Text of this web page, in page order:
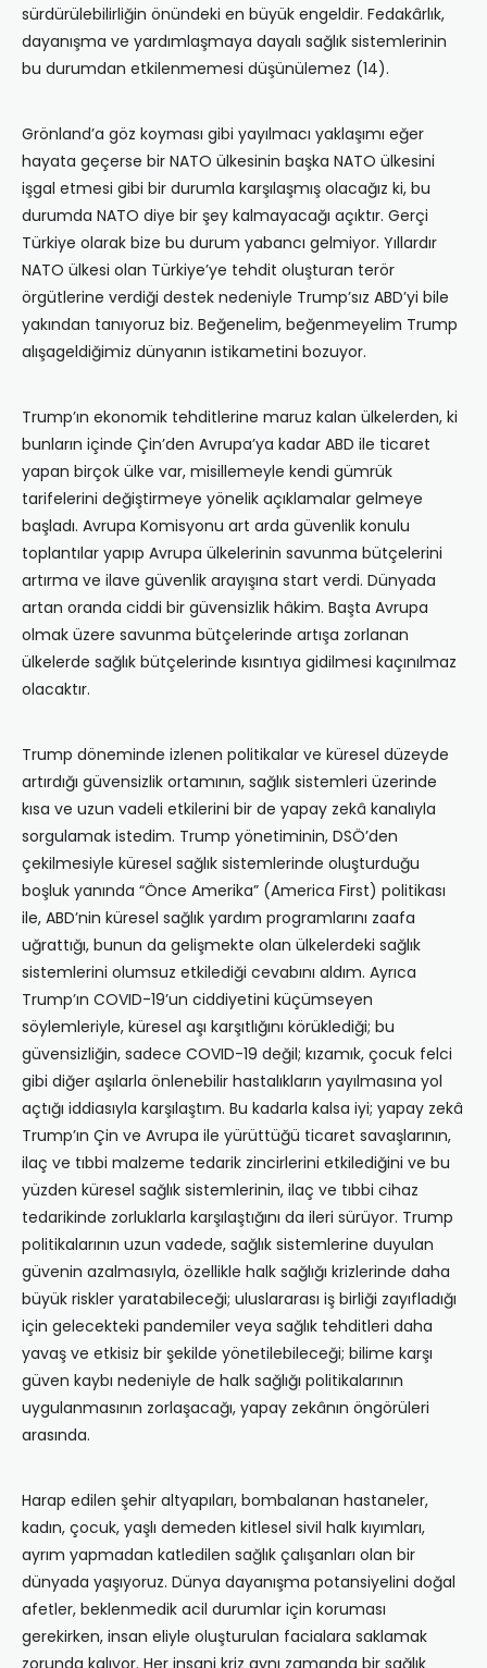
sürdürülebilirliğin önündeki en büyük engeldir. Fedakârlık,
dayanışma ve yardımlaşmaya dayalı sağlık sistemlerinin
bu durumdan etkilenmemesi düşünülemez (14).
Grönland’a göz koyması gibi yayılmacı yaklaşımı eğer
hayata geçerse bir NATO ülkesinin başka NATO ülkesini
işgal etmesi gibi bir durumla karşılaşmış olacağız ki, bu
durumda NATO diye bir şey kalmayacağı açıktır. Gerçi
Türkiye olarak bize bu durum yabancı gelmiyor. Yıllardır
NATO ülkesi olan Türkiye’ye tehdit oluşturan terör
örgütlerine verdiği destek nedeniyle Trump’sız ABD’yi bile
yakından tanıyoruz biz. Beğenelim, beğenmeyelim Trump
alışageldiğimiz dünyanın istikametini bozuyor.
Trump’ın ekonomik tehditlerine maruz kalan ülkelerden, ki
bunların içinde Çin’den Avrupa’ya kadar ABD ile ticaret
yapan birçok ülke var, misillemeyle kendi gümrük
tarifelerini değiştirmeye yönelik açıklamalar gelmeye
başladı. Avrupa Komisyonu art arda güvenlik konulu
toplantılar yapıp Avrupa ülkelerinin savunma bütçelerini
artırma ve ilave güvenlik arayışına start verdi. Dünyada
artan oranda ciddi bir güvensizlik hâkim. Başta Avrupa
olmak üzere savunma bütçelerinde artışa zorlanan
ülkelerde sağlık bütçelerinde kısıntıya gidilmesi kaçınılmaz
olacaktır.
Trump döneminde izlenen politikalar ve küresel düzeyde
artırdığı güvensizlik ortamının, sağlık sistemleri üzerinde
kısa ve uzun vadeli etkilerini bir de yapay zekâ kanalıyla
sorgulamak istedim. Trump yönetiminin, DSÖ’den
çekilmesiyle küresel sağlık sistemlerinde oluşturduğu
boşluk yanında “Önce Amerika” (America First) politikası
ile, ABD’nin küresel sağlık yardım programlarını zaafa
uğrattığı, bunun da gelişmekte olan ülkelerdeki sağlık
sistemlerini olumsuz etkilediği cevabını aldım. Ayrıca
Trump’ın COVID-19’un ciddiyetini küçümseyen
söylemleriyle, küresel aşı karşıtlığını körüklediği; bu
güvensizliğin, sadece COVID-19 değil; kızamık, çocuk felci
gibi diğer aşılarla önlenebilir hastalıkların yayılmasına yol
açtığı iddiasıyla karşılaştım. Bu kadarla kalsa iyi; yapay zekâ
Trump’ın Çin ve Avrupa ile yürüttüğü ticaret savaşlarının,
ilaç ve tıbbi malzeme tedarik zincirlerini etkilediğini ve bu
yüzden küresel sağlık sistemlerinin, ilaç ve tıbbi cihaz
tedarikinde zorluklarla karşılaştığını da ileri sürüyor. Trump
politikalarının uzun vadede, sağlık sistemlerine duyulan
güvenin azalmasıyla, özellikle halk sağlığı krizlerinde daha
büyük riskler yaratabileceği; uluslararası iş birliği zayıfladığı
için gelecekteki pandemiler veya sağlık tehditleri daha
yavaş ve etkisiz bir şekilde yönetilebileceği; bilime karşı
güven kaybı nedeniyle de halk sağlığı politikalarının
uygulanmasının zorlaşacağı, yapay zekânın öngörüleri
arasında.
Harap edilen şehir altyapıları, bombalanan hastaneler,
kadın, çocuk, yaşlı demeden kitlesel sivil halk kıyımları,
ayrım yapmadan katledilen sağlık çalışanları olan bir
dünyada yaşıyoruz. Dünya dayanışma potansiyelini doğal
afetler, beklenmedik acil durumlar için koruması
gerekirken, insan eliyle oluşturulan facialara saklamak